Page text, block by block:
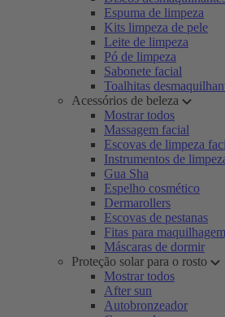
Espuma de limpeza
Kits limpeza de pele
Leite de limpeza
Pó de limpeza
Sabonete facial
Toalhitas
Acessórios de beleza
Mostrar todos
Massagem facial
Escovas de limpeza
Instrumentos de
Gua Sha
Espelho cosmético
Dermarollers
Escovas de pestanas
Fitas para maquilhagem
Máscaras de dormir
Proteção solar para o rosto
Mostrar todos
After sun
Autobronzeador